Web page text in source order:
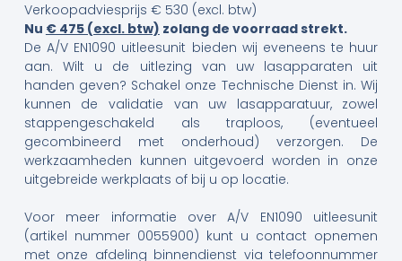
Verkoopadviesprijs € 530 (excl. btw)
Nu € 475 (excl. btw) zolang de voorraad strekt.
De A/V EN1090 uitleesunit bieden wij eveneens te huur
aan. Wilt u de uitlezing van uw lasapparaten uit
handen geven? Schakel onze Technische Dienst in. Wij
kunnen de validatie van uw lasapparatuur, zowel
stappengeschakeld als traploos, (eventueel
gecombineerd met onderhoud) verzorgen. De
werkzaamheden kunnen uitgevoerd worden in onze
uitgebreide werkplaats of bij u op locatie.
Voor meer informatie over A/V EN1090 uitleesunit
(artikel nummer 0055900) kunt u contact opnemen
met onze afdeling binnendienst via telefoonnummer